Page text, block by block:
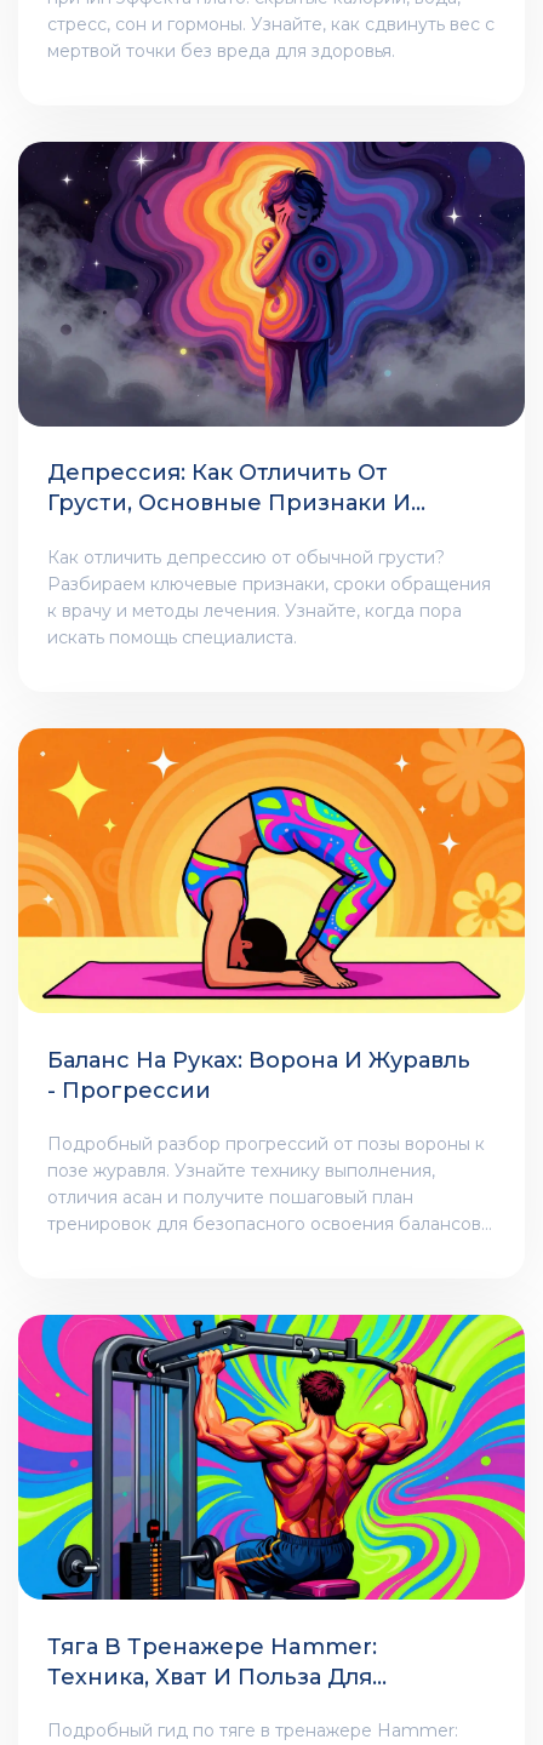
стресс, сон и гормоны. Узнайте, как сдвинуть вес с
мертвой точки без вреда для здоровья.
Депрессия: Как Отличить От
Грусти, Основные Признаки И
Как отличить депрессию от обычной грусти?
Разбираем ключевые признаки, сроки обращения
к врачу и методы лечения. Узнайте, когда пора
искать помощь специалиста.
Баланс На Руках: Ворона И Журавль
- Прогрессии
Подробный разбор прогрессий от позы вороны к
позе журавля. Узнайте технику выполнения,
отличия асан и получите пошаговый план
тренировок для безопасного освоения балансов
Тяга В Тренажере Hammer:
Техника, Хват И Польза Для
Подробный гид по тяге в тренажере Hammer: